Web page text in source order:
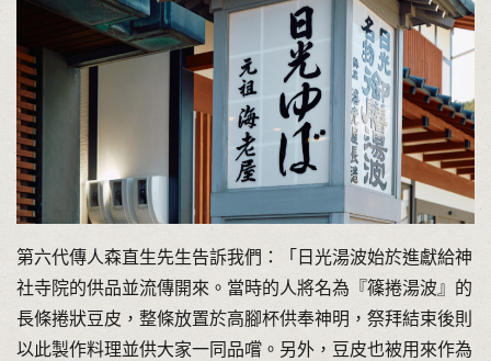
第六代傳人森直生先生告訴我們：「日光湯波始於進獻給神
社寺院的供品並流傳開來。當時的人將名為『篠捲湯波』的
長條捲狀豆皮，整條放置於高腳杯供奉神明，祭拜結束後則
以此製作料理並供大家一同品嚐。另外，豆皮也被用來作為